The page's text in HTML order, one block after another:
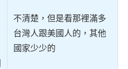
不清楚，但是看那裡滿多
台灣人跟美國人的，其他
國家少少的